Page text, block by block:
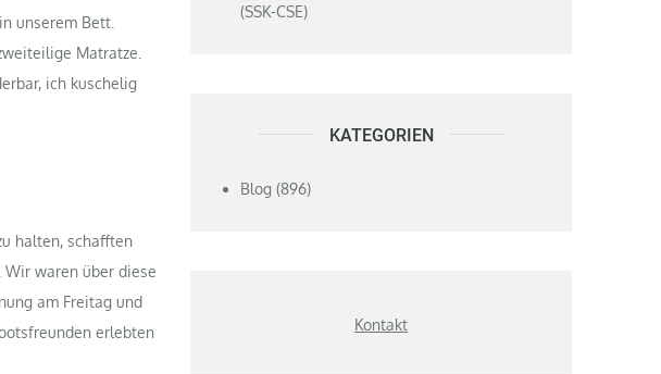
unserem Bett.
Matratze.
ich kuschelig
halten, schafften
Wir waren über diese
am Freitag und
erlebten
(SSK-CSE)
KATEGORIEN
Blog (896)
Kontakt